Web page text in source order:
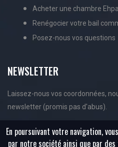
Acheter une chambre
Renégocier votre bail
Posez-nous vos questions
NEWSLETTER
Laissez-nous vos coordonnées,
newsletter (promis pas d'abus).
En poursuivant votre navigation,
par notre société ainsi que par